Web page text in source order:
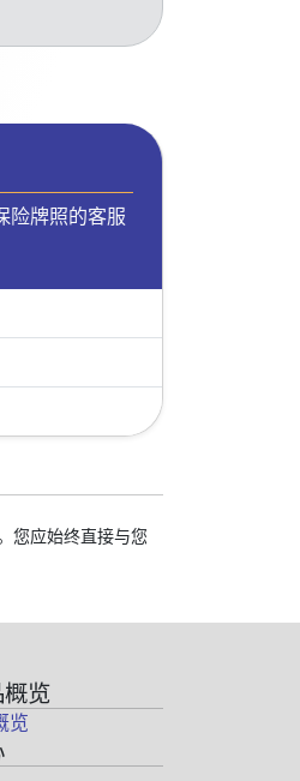
险牌照的客服
您应始终直接与您
览
览